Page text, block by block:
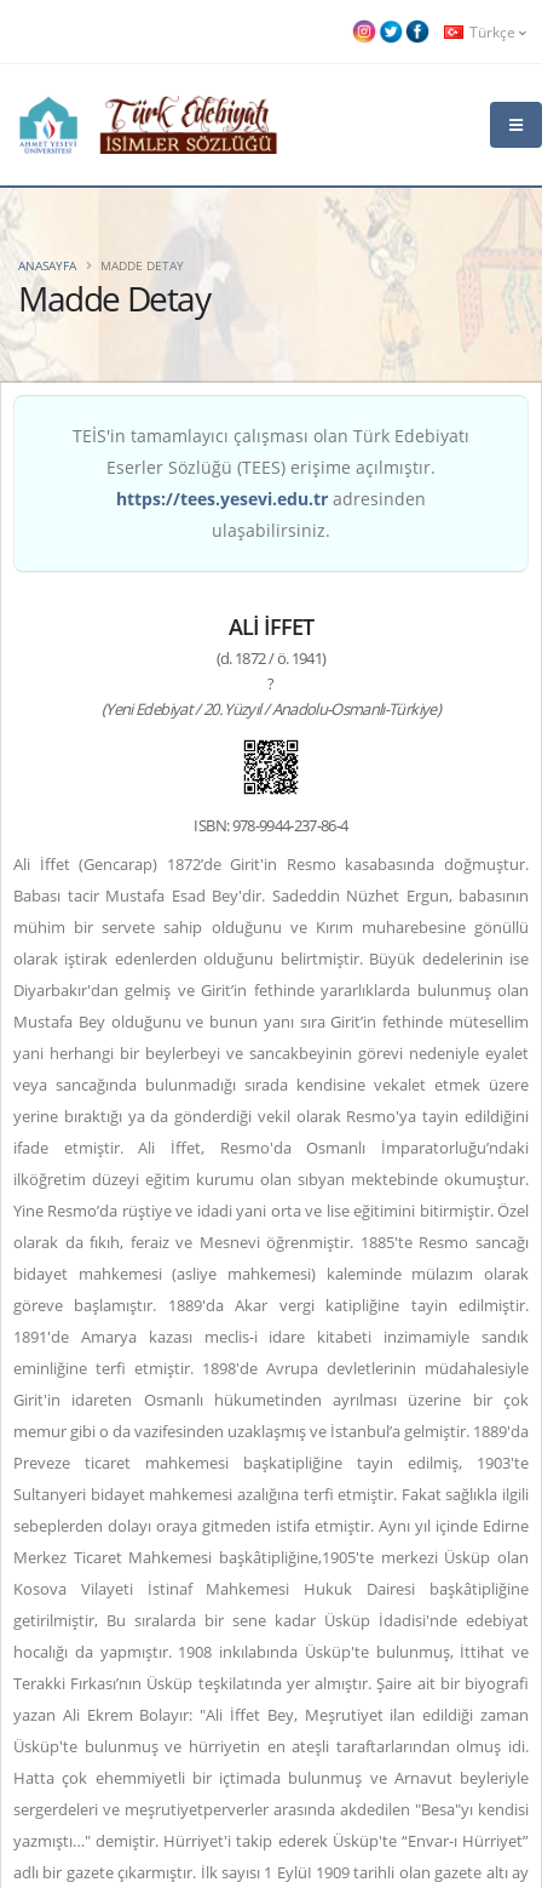
Türkçe
Madde Detay
ANASAYFA MADDE DETAY
TEİS'in tamamlayıcı çalışması olan Türk Edebiyatı
Eserler Sözlüğü (TEES) erişime açılmıştır.
https://tees.yesevi.edu.tr adresinden
ulaşabilirsiniz.
ALİ İFFET
(d. 1872 / ö. 1941)
?
(Yeni Edebiyat / 20. Yüzyıl / Anadolu-Osmanlı-Türkiye)
ISBN: 978-9944-237-86-4
Ali İffet (Gencarap) 1872’de Girit'in Resmo kasabasında doğmuştur.
Babası tacir Mustafa Esad Bey'dir. Sadeddin Nüzhet Ergun, babasının
mühim bir servete sahip olduğunu ve Kırım muharebesine gönüllü
olarak iştirak edenlerden olduğunu belirtmiştir. Büyük dedelerinin ise
Diyarbakır'dan gelmiş ve Girit’in fethinde yararlıklarda bulunmuş olan
Mustafa Bey olduğunu ve bunun yanı sıra Girit’in fethinde mütesellim
yani herhangi bir beylerbeyi ve sancakbeyinin görevi nedeniyle eyalet
veya sancağında bulunmadığı sırada kendisine vekalet etmek üzere
yerine bıraktığı ya da gönderdiği vekil olarak Resmo'ya tayin edildiğini
ifade etmiştir. Ali İffet, Resmo'da Osmanlı İmparatorluğu’ndaki
ilköğretim düzeyi eğitim kurumu olan sıbyan mektebinde okumuştur.
Yine Resmo’da rüştiye ve idadi yani orta ve lise eğitimini bitirmiştir. Özel
olarak da fıkıh, feraiz ve Mesnevi öğrenmiştir. 1885'te Resmo sancağı
bidayet mahkemesi (asliye mahkemesi) kaleminde mülazım olarak
göreve başlamıştır. 1889'da Akar vergi katipliğine tayin edilmiştir.
1891'de Amarya kazası meclis-i idare kitabeti inzimamiyle sandık
eminliğine terfi etmiştir. 1898'de Avrupa devletlerinin müdahalesiyle
Girit'in idareten Osmanlı hükumetinden ayrılması üzerine bir çok
memur gibi o da vazifesinden uzaklaşmış ve İstanbul’a gelmiştir. 1889'da
Preveze ticaret mahkemesi başkatipliğine tayin edilmiş, 1903'te
Sultanyeri bidayet mahkemesi azalığına terfi etmiştir. Fakat sağlıkla ilgili
sebeplerden dolayı oraya gitmeden istifa etmiştir. Aynı yıl içinde Edirne
Merkez Ticaret Mahkemesi başkâtipliğine,1905'te merkezi Üsküp olan
Kosova Vilayeti İstinaf Mahkemesi Hukuk Dairesi başkâtipliğine
getirilmiştir, Bu sıralarda bir sene kadar Üsküp İdadisi'nde edebiyat
hocalığı da yapmıştır. 1908 inkılabında Üsküp'te bulunmuş, İttihat ve
Terakki Fırkası’nın Üsküp teşkilatında yer almıştır. Şaire ait bir biyografi
yazan Ali Ekrem Bolayır: "Ali İffet Bey, Meşrutiyet ilan edildiği zaman
Üsküp'te bulunmuş ve hürriyetin en ateşli taraftarlarından olmuş idi.
Hatta çok ehemmiyetli bir içtimada bulunmuş ve Arnavut beyleriyle
sergerdeleri ve meşrutiyetperverler arasında akdedilen "Besa"yı kendisi
yazmıştı…" demiştir. Hürriyet'i takip ederek Üsküp'te “Envar-ı Hürriyet”
adlı bir gazete çıkarmıştır. İlk sayısı 1 EylüI 1909 tarihli olan gazete altı ay